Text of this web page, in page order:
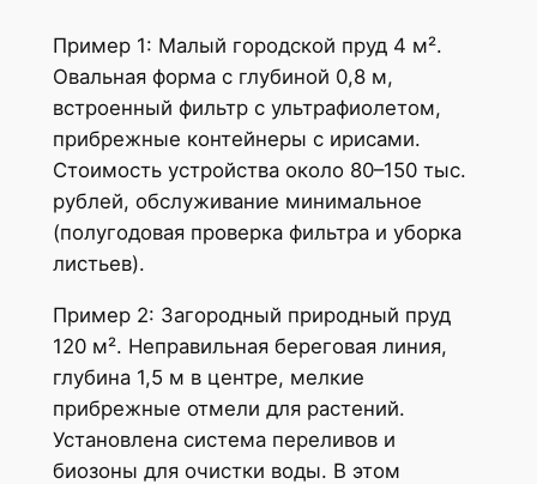
Пример 1: Малый городской пруд 4 м².
Овальная форма с глубиной 0,8 м,
встроенный фильтр с ультрафиолетом,
прибрежные контейнеры с ирисами.
Стоимость устройства около 80–150 тыс.
рублей, обслуживание минимальное
(полугодовая проверка фильтра и уборка
листьев).
Пример 2: Загородный природный пруд
120 м². Неправильная береговая линия,
глубина 1,5 м в центре, мелкие
прибрежные отмели для растений.
Установлена система переливов и
биозоны для очистки воды. В этом